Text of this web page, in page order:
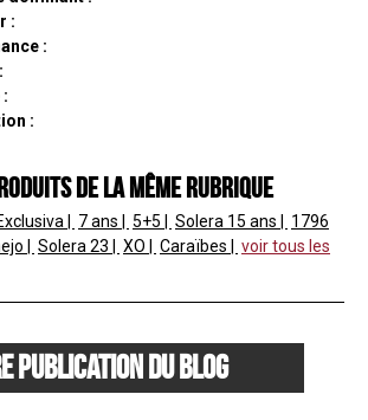
:
:
:
de la même rubrique
7 ans 5+5 Solera 15 ans
1796
Solera 23 XO Caraïbes
voir tous les
publication du blog